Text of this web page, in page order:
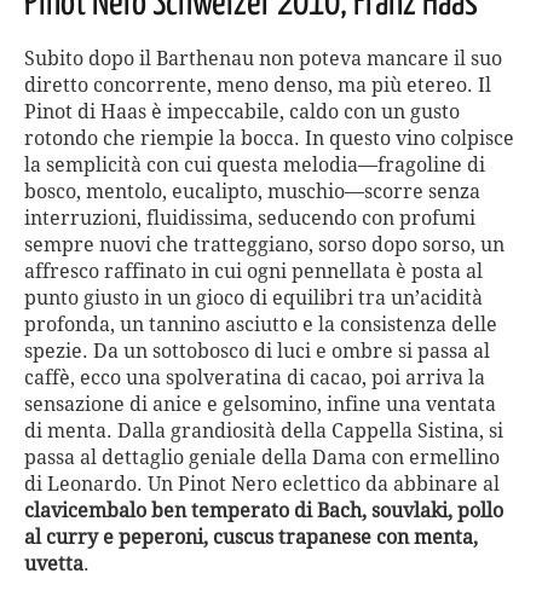
Subito dopo il Barthenau non poteva mancare il suo
diretto concorrente, meno denso, ma più etereo. Il
Pinot di Haas è impeccabile, caldo con un gusto
rotondo che riempie la bocca. In questo vino colpisce
la semplicità con cui questa melodia—fragoline di
bosco, mentolo, eucalipto, muschio—scorre senza
interruzioni, fluidissima, seducendo con profumi
sempre nuovi che tratteggiano, sorso dopo sorso, un
affresco raffinato in cui ogni pennellata è posta al
punto giusto in un gioco di equilibri tra un’acidità
profonda, un tannino asciutto e la consistenza delle
spezie. Da un sottobosco di luci e ombre si passa al
caffè, ecco una spolveratina di cacao, poi arriva la
sensazione di anice e gelsomino, infine una ventata
di menta. Dalla grandiosità della Cappella Sistina, si
passa al dettaglio geniale della Dama con ermellino
di Leonardo. Un Pinot Nero eclettico da abbinare al
clavicembalo ben temperato di Bach, souvlaki, pollo
al curry e peperoni, cuscus trapanese con menta,
uvetta.